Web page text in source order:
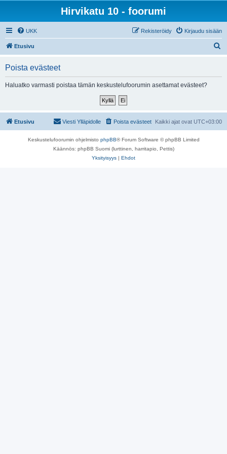
Hirvikatu 10 - foorumi
UKK Kirjaudu sisään
Rekisteröidy
Etusivu
Poista evästeet
Haluatko varmasti poistaa tämän keskustelufoorumin asettamat evästeet?
Etusivu Kaikki ajat ovat UTC+03:00
Poista evästeet
Viesti Ylläpidolle
Keskustelufoorumin ohjelmisto phpBB® Forum Software © phpBB Limited
Käännös: phpBB Suomi (lurttinen, harritapio, Pettis)
Yksityisyys | Ehdot